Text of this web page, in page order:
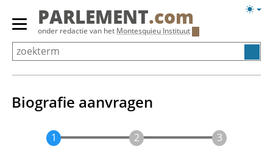
Overslaan
Primair
menu
tonen/verbergen
PARLEMENT.com
onder redactie van het Montesquieu Instituut
Biografie aanvragen